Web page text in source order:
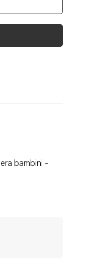
bambini -